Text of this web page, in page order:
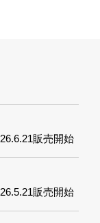
販売開始
販売開始